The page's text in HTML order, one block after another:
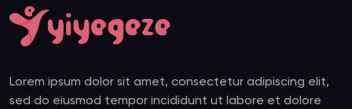
Lorem ipsum dolor sit amet, consectetur adipiscing elit,
sed do eiusmod tempor incididunt ut labore et dolore